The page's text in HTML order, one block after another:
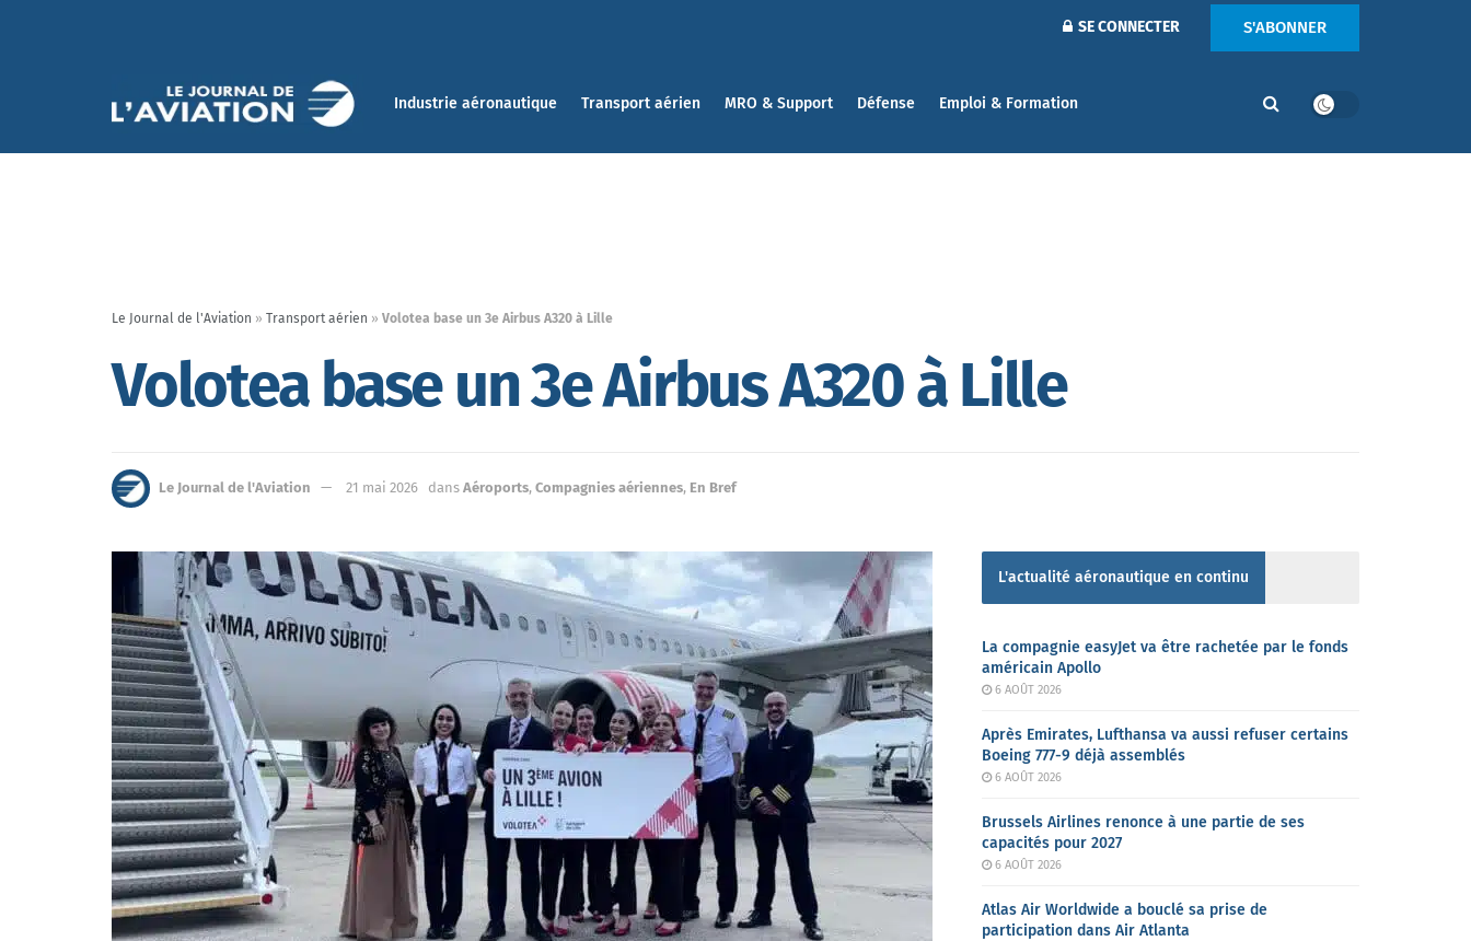
SE CONNECTER S'ABONNER
Industrie aéronautique Transport aérien MRO & Support Défense Emploi & Formation
Le Journal de l'Aviation » Transport aérien » Volotea base un 3e Airbus A320 à Lille
Volotea base un 3e Airbus A320 à Lille
Le Journal de l'Aviation 21 mai 2026 dans Aéroports, Compagnies aériennes, En Bref
L'actualité aéronautique en continu
La compagnie easyJet va être rachetée par le fonds
américain Apollo
6 AOÛT 2026
Après Emirates, Lufthansa va aussi refuser certains
Boeing 777-9 déjà assemblés
6 AOÛT 2026
Brussels Airlines renonce à une partie de ses
capacités pour 2027
6 AOÛT 2026
Atlas Air Worldwide a bouclé sa prise de
participation dans Air Atlanta